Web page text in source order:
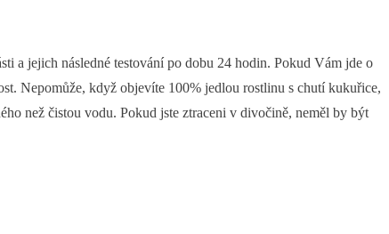
a jejich následné testování po dobu 24 hodin. Pokud Vám jde o
Nepomůže, když objevíte 100% jedlou rostlinu s chutí kukuřice,
než čistou vodu. Pokud jste ztraceni v divočině, neměl by být